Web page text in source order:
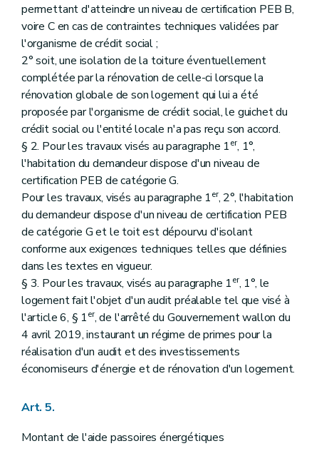
permettant d'atteindre un niveau de certification PEB B,
voire C en cas de contraintes techniques validées par
l'organisme de crédit social ;
2° soit, une isolation de la toiture éventuellement
complétée par la rénovation de celle-ci lorsque la
rénovation globale de son logement qui lui a été
proposée par l'organisme de crédit social, le guichet du
crédit social ou l'entité locale n'a pas reçu son accord.
§ 2. Pour les travaux visés au paragraphe 1er, 1°,
l'habitation du demandeur dispose d'un niveau de
certification PEB de catégorie G.
Pour les travaux, visés au paragraphe 1er, 2°, l'habitation
du demandeur dispose d'un niveau de certification PEB
de catégorie G et le toit est dépourvu d'isolant
conforme aux exigences techniques telles que définies
dans les textes en vigueur.
§ 3. Pour les travaux, visés au paragraphe 1er, 1°, le
logement fait l'objet d'un audit préalable tel que visé à
l'article 6, § 1er, de l'arrêté du Gouvernement wallon du
4 avril 2019, instaurant un régime de primes pour la
réalisation d'un audit et des investissements
économiseurs d'énergie et de rénovation d'un logement.
Art. 5.
Montant de l'aide passoires énergétiques